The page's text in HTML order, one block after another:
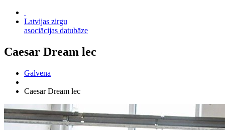
Latvijas zirgu
asociācijas datubāze
Caesar Dream lec
Galvenā
Caesar Dream lec